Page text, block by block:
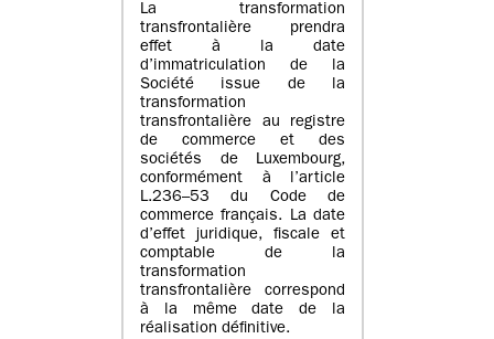
La transformation
transfrontalière prendra
effet à la date
d’immatriculation de la
Société issue de la
transformation
transfrontalière au registre
de commerce et des
sociétés de Luxembourg,
conformément à l’article
L.236–53 du Code de
commerce français. La date
d’effet juridique, fiscale et
comptable de la
transformation
transfrontalière correspond
à la même date de la
réalisation définitive.